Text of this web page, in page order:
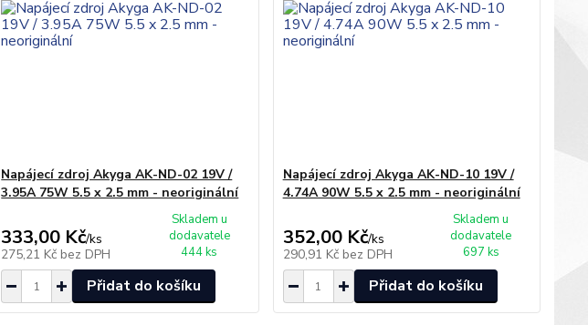
Napájecí zdroj Akyga AK-ND-02 19V /
3.95A 75W 5.5 x 2.5 mm - neoriginální
333,00 Kč/ks
275,21 Kč bez DPH
Skladem u
dodavatele
444 ks
Přidat do košíku
Napájecí zdroj Akyga AK-ND-10 19V /
4.74A 90W 5.5 x 2.5 mm - neoriginální
352,00 Kč/ks
290,91 Kč bez DPH
Skladem u
dodavatele
697 ks
Přidat do košíku